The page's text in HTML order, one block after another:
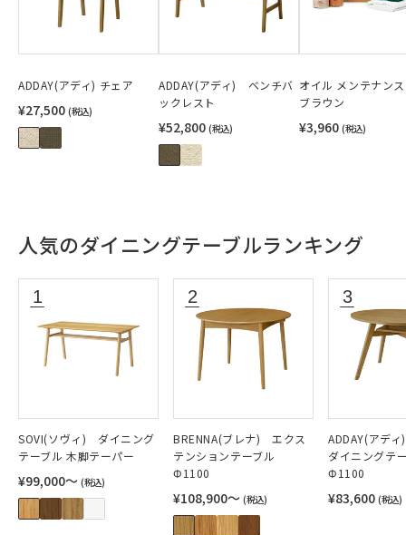
ADDAY(アディ) チェア
¥27,500 (税込)
ADDAY(アディ) ベンチバ
ックレスト
¥52,800 (税込)
オイル メンテナン
ブラウン
¥3,960 (税込)
人気のダイニングテーブルランキング
SOVI(ソヴィ) ダイニング
テーブル 木脚テーパー
¥99,000〜 (税込)
BRENNA(ブレナ) エクス
テンションテーブル
Φ1100
¥108,900〜 (税込)
ADDAY(アデ
ダイニングテ
Φ1100
¥83,600 (税込)